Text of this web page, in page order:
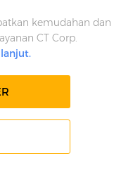
kemudahan dan
CT Corp.